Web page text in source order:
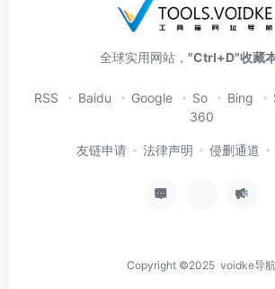
全球实用网站， "Ctrl+D"收藏
RSS Baidu Google So Bing
360
友链申请 法律声明 侵删通道
Copyright ©2025 voidke导航